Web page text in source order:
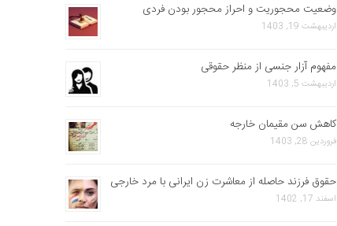
وضعیت محجوریت و احراز محجور بودن فردی
اردیبهشت 19, 1403
مفهوم آزار جنسی از منظر حقوقی
اردیبهشت 5, 1403
کاهش سن مقیمان خارجه
فروردین 28, 1403
حقوق فرزند حاصله از معاشرت زن ایرانی با مرد خارجی
اسفند 17, 1402